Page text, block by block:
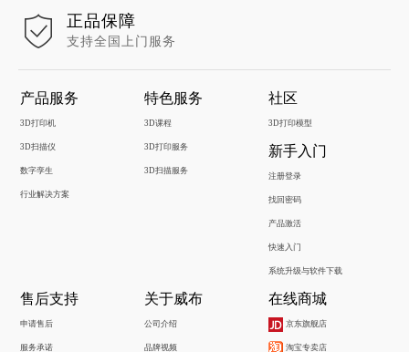
正品保障
支持全国上门服务
产品服务
3D打印机
3D扫描仪
数字孪生
行业解决方案
特色服务
3D课程
3D打印服务
3D扫描服务
社区
3D打印模型
新手入门
注册登录
找回密码
产品激活
快速入门
系统升级与软件下载
售后支持
申请售后
服务承诺
关于威布
公司介绍
品牌视频
在线商城
京东旗舰店
淘宝专卖店